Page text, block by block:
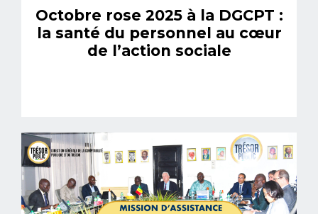
Octobre rose 2025 à la DGCPT :
la santé du personnel au cœur
de l’action sociale